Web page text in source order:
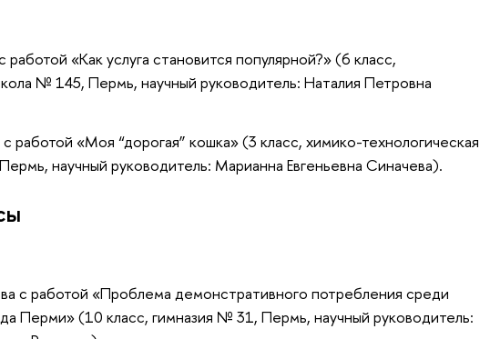
«Как услуга становится популярной?» (6 класс,
№ 145, Пермь, научный руководитель: Наталия Петровна
работой «Моя “дорогая” кошка» (3 класс, химико-технологическая
научный руководитель: Марианна Евгеньевна Синачева).
с работой «Проблема демонстративного потребления среди
Перми» (10 класс, гимназия № 31, Пермь, научный руководитель: